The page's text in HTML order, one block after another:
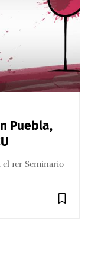
Puebla,
1er Seminario